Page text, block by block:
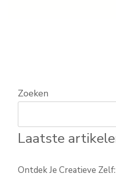
Zoeken
Laatste
Ontdek Je Creatieve